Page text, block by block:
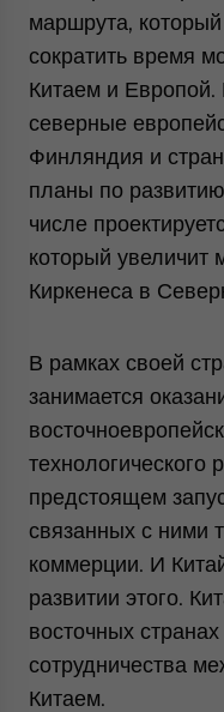
маршрута,
сократить время
Китаем и Европой.
северные
Финляндия и
планы по
числе
который увеличит
Киркенеса в
В рамках своей
занимается
технологического
предстоящем
связанных с ними
коммерции. И
развитии этого.
восточных
сотрудничества
Китаем.